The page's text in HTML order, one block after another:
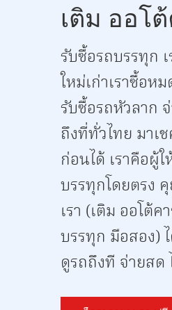
เติม ออโ
รับซื้อรถบรรทุก
ใหม่เก่าเราซื้อห
รับซื้อรถหัวลาก
ถึงที่ทั่วไทย มาเ
ก่อนได้‎ เราคือผู้
บรรทุกโดยตรง
เรา (เติม ออโต้ค
บรรทุก มือสอง)
ดูรถถึงที จ่ายสด